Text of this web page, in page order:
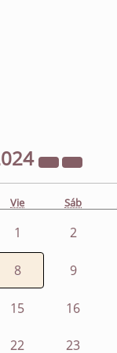
Vie Sáb
1 2
8 9
15 16
22 23